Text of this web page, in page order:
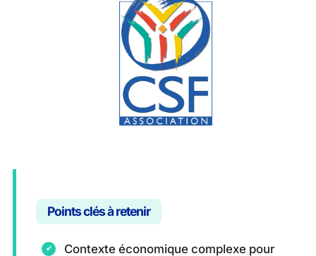
Points clés à retenir
Contexte économique complexe pour